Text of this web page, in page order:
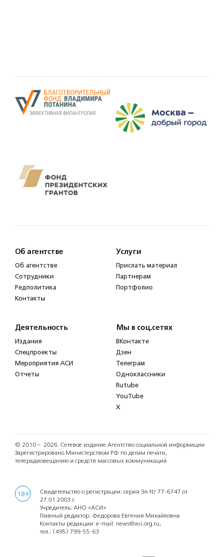
Об агентстве
Об агентстве
Сотрудники
Редполитика
Контакты
Услуги
Прислать материал
Партнерам
Портфолио
Деятельность
Издания
Спецпроекты
Мероприятия АСИ
Отчеты
Мы в соц.сетях
ВКонтакте
Дзен
Телеграм
Одноклассники
Rutube
YouTube
X
© 2010 – 2026. Сетевое издание Агентство социальной информации
Зарегистрировано Министерством РФ по делам печати,
телерадиовещанию и средств массовых коммуникаций
18+
Свидетельство о регистрации: серия Эл № 77-6747 от
27.01.2003 г.
Учредитель: АНО «АСИ»
Главный редактор: Федорова Евгения Михайловна
Контакты редакции: e-mail: news@asi.org.ru,
тел.: (495) 799-55-63